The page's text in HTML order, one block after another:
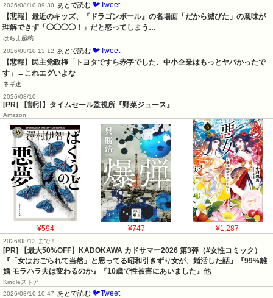
2026/08/10 09:30
あとで読む 🐦Tweet
【悲報】最近のキッズ、『ドラゴンボール』の名場面「だから滅びた」の意味が
理解できず「◯◯◯◯！」だと怒ってしまう…
はちま起稿
2026/08/10 13:12
あとで読む 🐦Tweet
【悲報】民主党政権「トヨタですら赤字でした、中小企業はもっとヤバかったで
す」←これエグいよな
ネギ速
2026/08/10
[PR] 【割引】タイムセール監視所『野菜ジュース』
Amazon
¥594 ¥747 ¥1,287
2026/08/13 まで！
[PR]
【最大50%OFF】KADOKAWA カドサマー2026 第3弾（#女性コミック）
『「女はおごられて当然」と思ってる昭和引きずり女が、婚活した話』『99%離
婚 モラハラ夫は変わるのか』『10歳で性被害にあいました』他
Kindleストア
2026/08/10 10:47 あとで読む 🐦Tweet